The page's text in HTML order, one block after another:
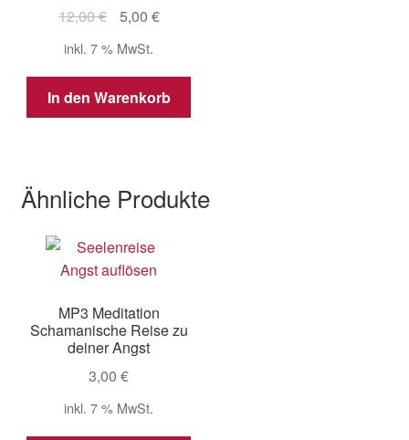
12,00€
Ursprünglicher
war:
12,00 €
5,00 €Aktueller
5,00 €.
inkl. 7 % MwSt.
In den Warenkorb
Ähnliche Produkte
MP3 Meditation
Schamanische Reise zu
deiner Angst
3,00€
inkl. 7 % MwSt.